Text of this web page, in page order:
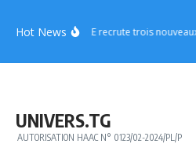
Hot NewsCICA-RE recrute trois
UNIVERS.TG
AUTORISATION HAAC N° 0123/02-2024/PL/P